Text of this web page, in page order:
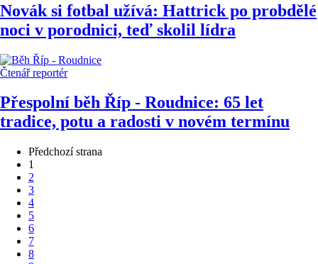
Novák si fotbal užívá: Hattrick po probdělé
noci v porodnici, teď skolil lídra
Čtenář reportér
Přespolní běh Říp - Roudnice: 65 let
tradice, potu a radosti v novém termínu
Předchozí strana
1
2
3
4
5
6
7
8